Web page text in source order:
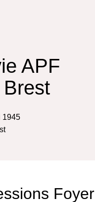
APF
1945
Foyer